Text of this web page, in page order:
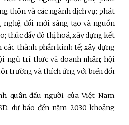
thôn và các ngành dịch vụ; phát
đổi mới sáng tạo và nguồn
thúc đẩy đô thị hoá, xây dựng kết
các thành phần kinh tế; xây dựng
ngũ trí thức và doanh nhân; hội
trường và thích ứng với biến đổi
quân đầu người của Việt Nam
dự báo đến năm 2030 khoảng